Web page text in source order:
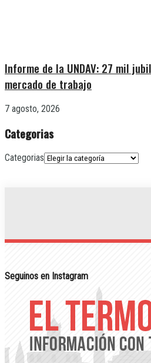
Informe de la UNDAV: 27 mil
mercado de trabajo
7 agosto, 2026
Categorias
Categorias
Seguinos en Instagram